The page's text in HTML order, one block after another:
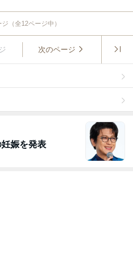
（全12ページ中）
次のページ
娠を発表